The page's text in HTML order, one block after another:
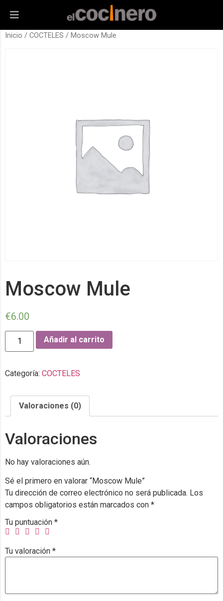
Inicio / COCTELES / Moscow Mule
Moscow Mule
€6.00
Añadir al carrito
Categoría: COCTELES
Valoraciones (0)
Valoraciones
No hay valoraciones aún.
Sé el primero en valorar “Moscow Mule”
Tu dirección de correo electrónico no será publicada. Los
campos obligatorios están marcados con *
Tu puntuación *
Tu valoración *